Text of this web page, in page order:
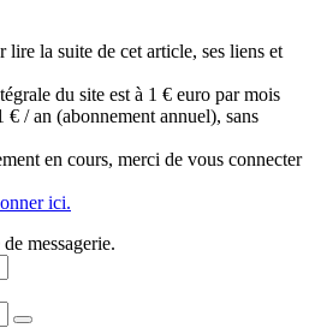
lire la suite de cet article, ses liens et
du site est à 1 € euro par mois
€ / an (abonnement annuel), sans
en cours, merci de vous connecter
ici.
messagerie.